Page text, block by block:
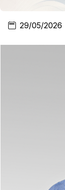
29/05/2026